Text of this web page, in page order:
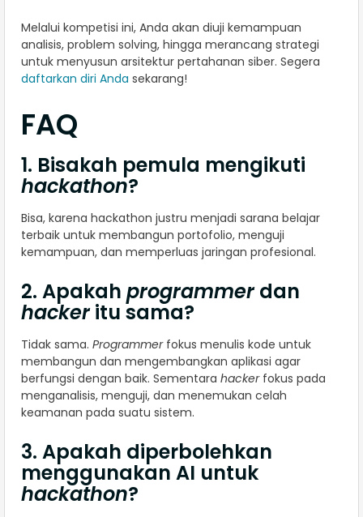
Melalui kompetisi ini, Anda akan diuji kemampuan
analisis, problem solving, hingga merancang strategi
untuk menyusun arsitektur pertahanan siber. Segera
daftarkan diri Anda sekarang!
FAQ
1. Bisakah pemula mengikuti
hackathon?
Bisa, karena hackathon justru menjadi sarana belajar
terbaik untuk membangun portofolio, menguji
kemampuan, dan memperluas jaringan profesional.
2. Apakah programmerdan
hackeritu sama?
Tidak sama. Programmerfokus menulis kode untuk
membangun dan mengembangkan aplikasi agar
berfungsi dengan baik. Sementara hackerfokus pada
menganalisis, menguji, dan menemukan celah
keamanan pada suatu sistem.
3. Apakah diperbolehkan
menggunakan AI untuk
hackathon?